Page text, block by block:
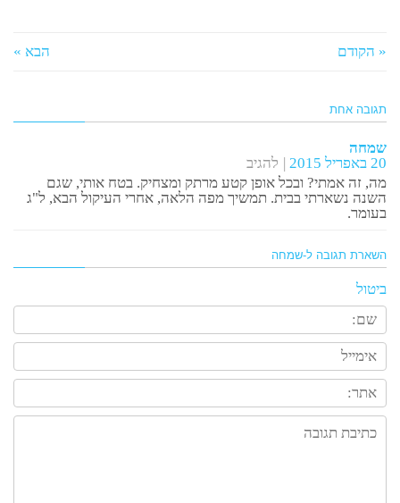
« הקודם הבא »
תגובה אחת
שמחה
20 באפריל 2015
להגיב
מה, זה אמתי? ובכל אופן קטע מרתק ומצחיק. בטח אותי, שגם
השנה נשארתי בבית. תמשיך מפה הלאה, אחרי העיקול הבא, ל"ג
בעומר.
השארת תגובה ל-שמחה
ביטול